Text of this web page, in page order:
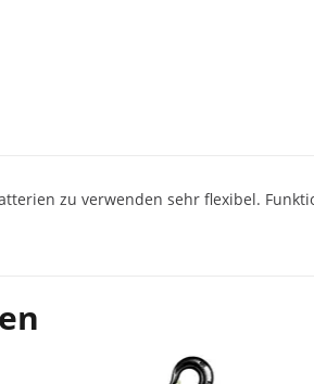
zu verwenden sehr flexibel.